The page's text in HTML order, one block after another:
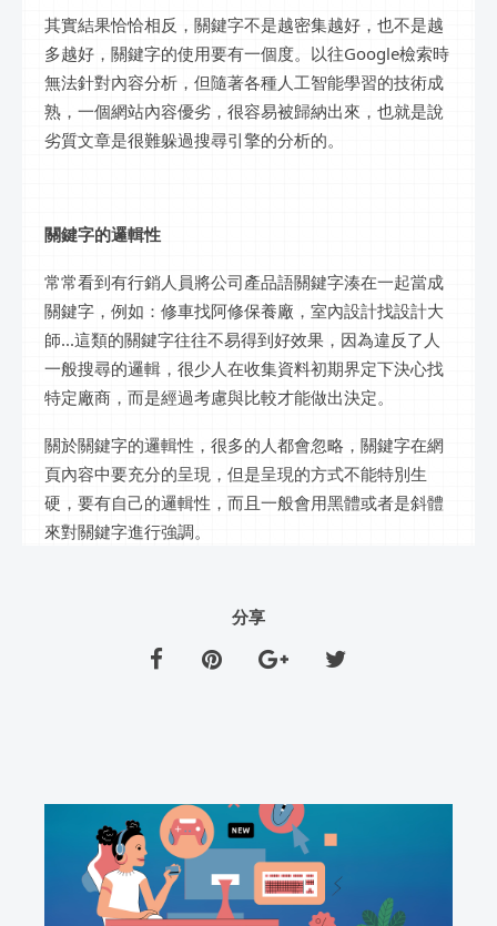
其實結果恰恰相反，關鍵字不是越密集越好，也不是越
多越好，關鍵字的使用要有一個度。以往Google檢索時
無法針對內容分析，但隨著各種人工智能學習的技術成
熟，一個網站內容優劣，很容易被歸納出來，也就是說
劣質文章是很難躲過搜尋引擎的分析的。
關鍵字的邏輯性
常常看到有行銷人員將公司產品語關鍵字湊在一起當成
關鍵字，例如：修車找阿修保養廠，室內設計找設計大
師...這類的關鍵字往往不易得到好效果，因為違反了人
一般搜尋的邏輯，很少人在收集資料初期界定下決心找
特定廠商，而是經過考慮與比較才能做出決定。
關於關鍵字的邏輯性，很多的人都會忽略，關鍵字在網
頁內容中要充分的呈現，但是呈現的方式不能特別生
硬，要有自己的邏輯性，而且一般會用黑體或者是斜體
來對關鍵字進行強調。
分享